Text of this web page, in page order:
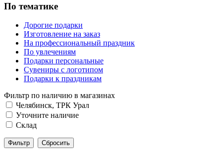
По тематике
Дорогие подарки
Изготовление на заказ
На профессиональный праздник
По увлечениям
Подарки персональные
Сувениры с логотипом
Подарки к праздникам
Фильтр по наличию в магазинах
Челябинск, ТРК Урал
Уточните наличие
Склад